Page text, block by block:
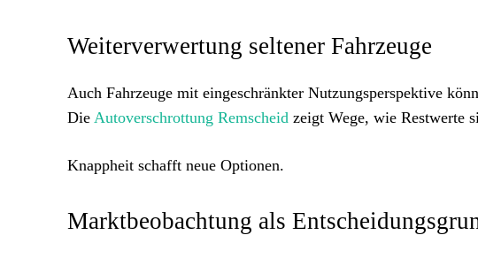
Weiterverwertung seltener Fahrzeuge
Auch Fahrzeuge mit eingeschränkter Nutzungsperspektive
Die Autoverschrottung Remscheid zeigt Wege, wie Restwerte
Knappheit schafft neue Optionen.
Marktbeobachtung als